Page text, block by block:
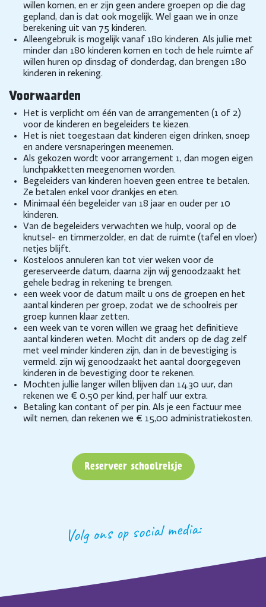
willen komen, en er zijn geen andere groepen op die dag
gepland, dan is dat ook mogelijk. Wel gaan we in onze
berekening uit van 75 kinderen.
Alleengebruik is mogelijk vanaf 180 kinderen. Als jullie met
minder dan 180 kinderen komen en toch de hele ruimte af
willen huren op dinsdag of donderdag, dan brengen 180
kinderen in rekening.
Voorwaarden
Het is verplicht om één van de arrangementen (1 of 2)
voor de kinderen en begeleiders te kiezen.
Het is niet toegestaan dat kinderen eigen drinken, snoep
en andere versnaperingen meenemen.
Als gekozen wordt voor arrangement 1, dan mogen eigen
lunchpakketten meegenomen worden.
Begeleiders van kinderen hoeven geen entree te betalen.
Ze betalen enkel voor drankjes en eten.
Minimaal één begeleider van 18 jaar en ouder per 10
kinderen.
Van de begeleiders verwachten we hulp, vooral op de
knutsel- en timmerzolder, en dat de ruimte (tafel en vloer)
netjes blijft.
Kosteloos annuleren kan tot vier weken voor de
gereserveerde datum, daarna zijn wij genoodzaakt het
gehele bedrag in rekening te brengen.
een week voor de datum mailt u ons de groepen en het
aantal kinderen per groep, zodat we de schoolreis per
groep kunnen klaar zetten.
een week van te voren willen we graag het definitieve
aantal kinderen weten. Mocht dit anders op de dag zelf
met veel minder kinderen zijn, dan in de bevestiging is
vermeld. zijn wij genoodzaakt het aantal doorgegeven
kinderen in de bevestiging door te rekenen.
Mochten jullie langer willen blijven dan 14.30 uur, dan
rekenen we € 0.50 per kind, per half uur extra.
Betaling kan contant of per pin. Als je een factuur mee
wilt nemen, dan rekenen we € 15,00 administratiekosten.
Reserveer schoolreisje
Volg ons op social media: